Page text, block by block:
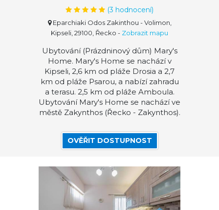
(3 hodnocení)
Eparchiaki Odos Zakinthou - Volimon,
Kipseli, 29100, Řecko - Zobrazit mapu
Ubytování (Prázdninový dům) Mary's
Home. Mary's Home se nachází v
Kipseli, 2,6 km od pláže Drosia a 2,7
km od pláže Psarou, a nabízí zahradu
a terasu. 2,5 km od pláže Amboula.
Ubytování Mary's Home se nachází ve
městě Zakynthos (Řecko - Zakynthos).
OVĚŘIT DOSTUPNOST